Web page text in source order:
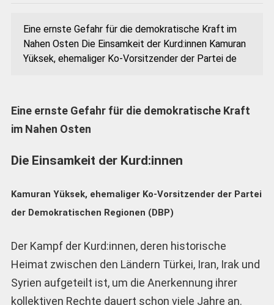
Eine ernste Gefahr für die demokratische Kraft im
Nahen Osten Die Einsamkeit der Kurd:innen Kamuran
Yüksek, ehemaliger Ko-Vorsitzender der Partei de
Eine ernste Gefahr für die demokratische Kraft
im Nahen Osten
Die Einsamkeit der Kurd:innen
Kamuran Yüksek, ehemaliger Ko-Vorsitzender der Partei
der Demokratischen Regionen (DBP)
Der Kampf der Kurd:innen, deren historische
Heimat zwischen den Ländern Türkei, Iran, Irak und
Syrien aufgeteilt ist, um die Anerkennung ihrer
kollektiven Rechte dauert schon viele Jahre an.